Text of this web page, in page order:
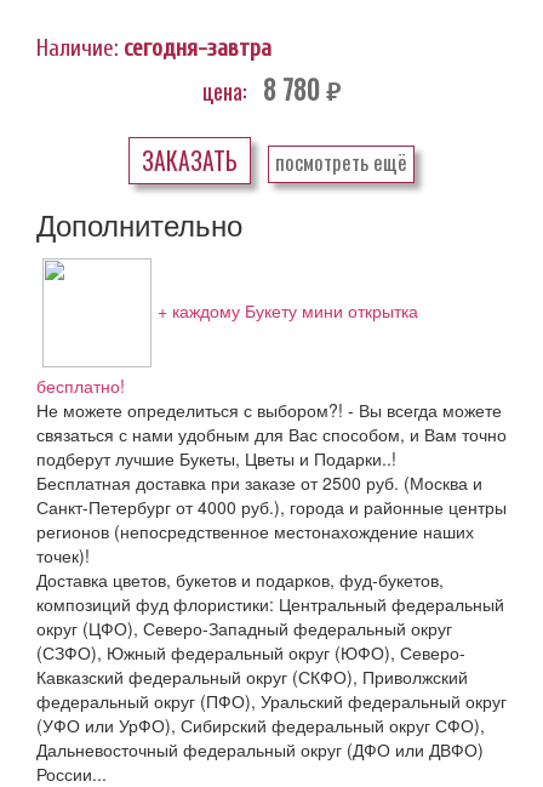
Наличие: сегодня-завтра
цена: 8 780 руб.
ЗАКАЗАТЬ посмотреть ещё
Дополнительно
+ каждому Букету мини открытка
бесплатно!
Не можете определиться с выбором?! - Вы всегда можете
связаться с нами удобным для Вас способом, и Вам точно
подберут лучшие Букеты, Цветы и Подарки..!
Бесплатная доставка при заказе от 2500 руб. (Москва и
Санкт-Петербург от 4000 руб.), города и районные центры
регионов (непосредственное местонахождение наших
точек)!
Доставка цветов, букетов и подарков, фуд-букетов,
композиций фуд флористики: Центральный федеральный
округ (ЦФО), Северо-Западный федеральный округ
(СЗФО), Южный федеральный округ (ЮФО), Северо-
Кавказский федеральный округ (СКФО), Приволжский
федеральный округ (ПФО), Уральский федеральный округ
(УФО или УрФО), Сибирский федеральный округ СФО),
Дальневосточный федеральный округ (ДФО или ДВФО)
России...